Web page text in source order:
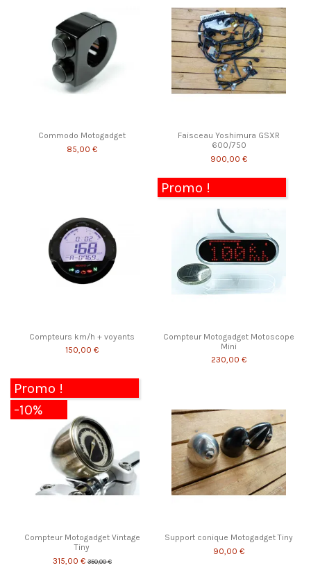
Commodo Motogadget
85,00 €
Faisceau Yoshimura GSXR
600/750
900,00 €
Compteurs km/h + voyants
150,00 €
Promo !
Compteur Motogadget Motoscope
Mini
230,00 €
Promo !
-10%
Compteur Motogadget Vintage
Tiny
315,00 €350,00 €
Support conique Motogadget Tiny
90,00 €